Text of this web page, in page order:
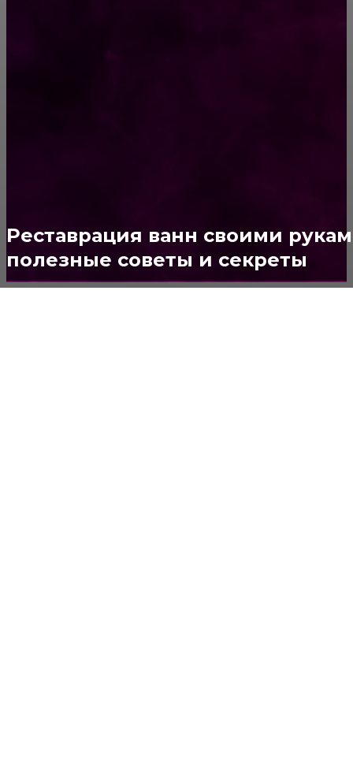
Реставрация ванн своими
полезные советы и секреты
Потолок147